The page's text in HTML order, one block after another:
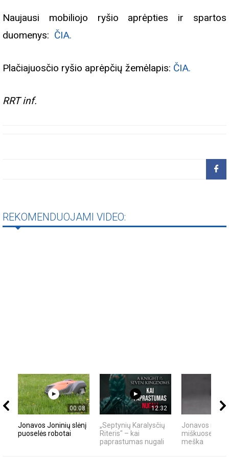
Naujausi mobiliojo ryšio aprėpties ir spartos
duomenys: ČIA.
Plačiajuosčio ryšio aprėpčių žemėlapis: ČIA.
RRT inf.
REKOMENDUOJAMI VIDEO:
00:08
Jonavos Joninių slėnį
puoselės robotai
12:32
„Septynių Karalysčių
Riteris" – kai
paprastumas nugali
Jonavos
miškuose
meška